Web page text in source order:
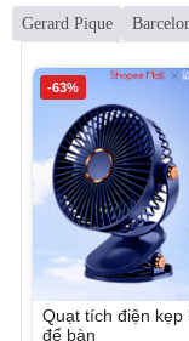
Gerard Pique
-63%
Quạt tích điện kẹp
để bàn